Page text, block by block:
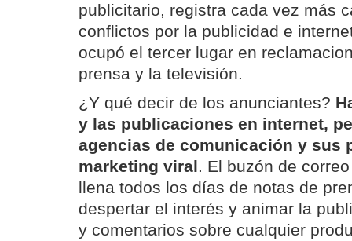
publicitario, registra cada vez más
conflictos por la publicidad e
ocupó el tercer lugar en
prensa y la televisión.
¿Y qué decir de los anunciantes?
y las publicaciones en internet,
agencias de comunicación y sus
marketing viral. El buzón de
llena todos los días de notas de
despertar el interés y animar la
y comentarios sobre cualquier